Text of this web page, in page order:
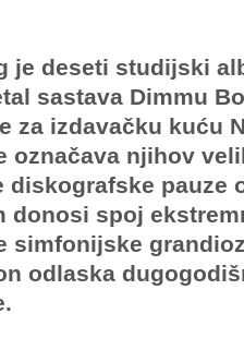
je deseti studijski
sastava Dimmu
za izdavačku kuću
označava njihov
pauze
donosi spoj
simfonijske
odlaska